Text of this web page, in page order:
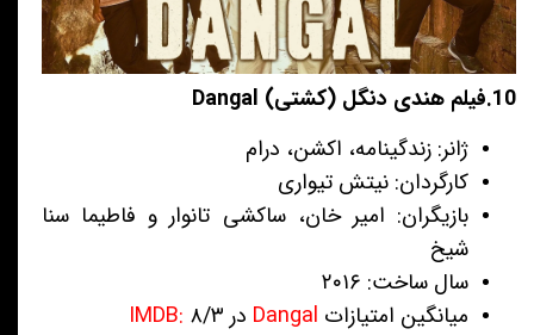
10.فیلم هندی دنگل (کشتی) Dangal
ژانر: زندگینامه، اکشن، درام
کارگردان: نیتش تیواری
بازیگران: امیر خان، ساکشی تانوار و فاطیما سنا
شیخ
سال ساخت: ۲۰۱۶
میانگین امتیازات
در ۸/۳